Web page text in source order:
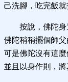
己洗腳，吃完飯
按說，佛陀
佛陀稍稍擺個師
可是佛陀沒有這
並且以身作則，將